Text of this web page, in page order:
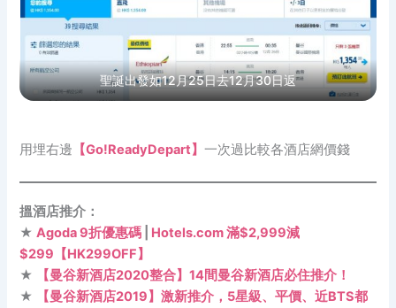
聖誕出發如12月25日去12月30日返
用埋右邊 【Go!ReadyDepart】一次過比較各酒店網價錢
搵酒店推介：
★Agoda 9折優惠碼
Hotels.com 滿$2,999減
$299【HK299OFF】
★
【曼谷新酒店2020整合】14間曼谷新酒店必住推介！
★
【曼谷新酒店2019】激新推介，5星級、平價、近BTS都